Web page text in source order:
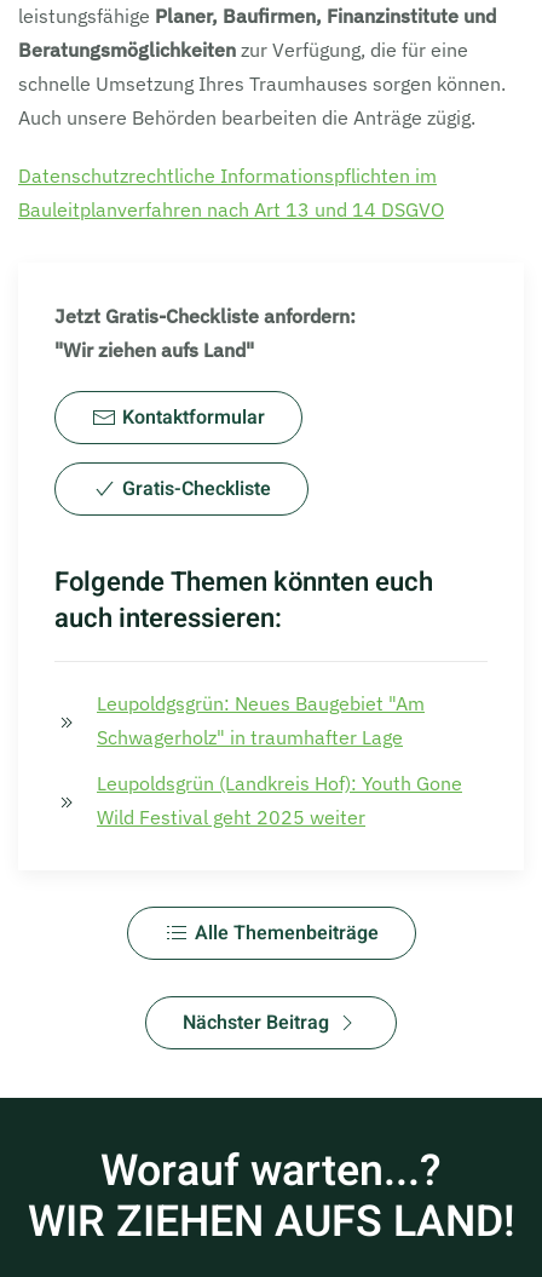
leistungsfähige Planer, Baufirmen, Finanzinstitute und
Beratungsmöglichkeiten zur Verfügung, die für eine
schnelle Umsetzung Ihres Traumhauses sorgen können.
Auch unsere Behörden bearbeiten die Anträge zügig.
Datenschutzrechtliche Informationspflichten im
Bauleitplanverfahren nach Art 13 und 14 DSGVO
Jetzt Gratis-Checkliste anfordern:
"Wir ziehen aufs Land"
Kontaktformular
Gratis-Checkliste
Folgende Themen könnten euch
auch interessieren:
Leupoldgsgrün: Neues Baugebiet "Am
Schwagerholz" in traumhafter Lage
Leupoldsgrün (Landkreis Hof): Youth Gone
Wild Festival geht 2025 weiter
Alle Themenbeiträge
Nächster Beitrag
Worauf warten...?
WIR ZIEHEN AUFS LAND!